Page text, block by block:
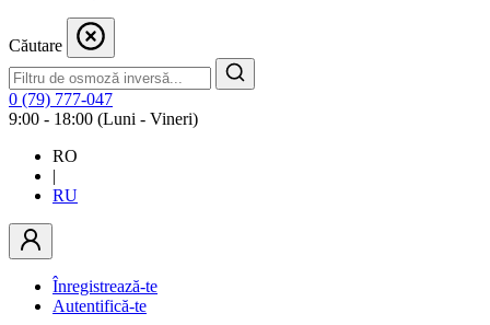
Căutare
0 (79) 777-047
9:00 - 18:00 (Luni - Vineri)
RO
|
RU
Înregistrează-te
Autentifică-te